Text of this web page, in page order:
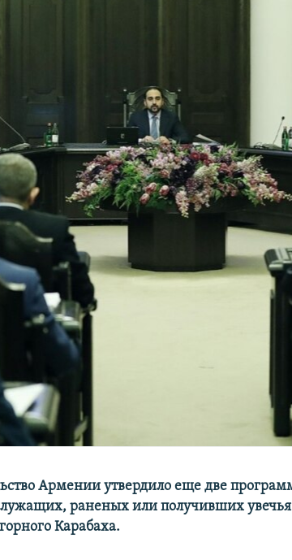
Армении утвердило еще две
раненых или получивших увечья
Карабаха.